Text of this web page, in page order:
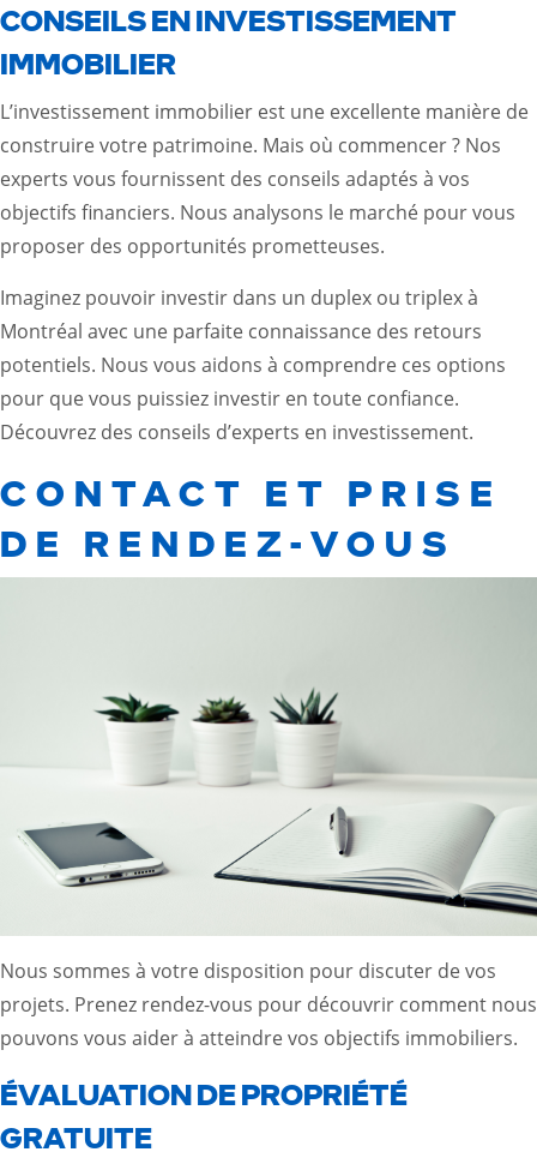
CONSEILS EN INVESTISSEMENT
IMMOBILIER
L’investissement immobilier est une excellente manière de
construire votre patrimoine. Mais où commencer ? Nos
experts vous fournissent des conseils adaptés à vos
objectifs financiers. Nous analysons le marché pour vous
proposer des opportunités prometteuses.
Imaginez pouvoir investir dans un duplex ou triplex à
Montréal avec une parfaite connaissance des retours
potentiels. Nous vous aidons à comprendre ces options
pour que vous puissiez investir en toute confiance.
Découvrez des conseils d’experts en investissement.
CONTACT ET PRISE
DE RENDEZ-VOUS
Nous sommes à votre disposition pour discuter de vos
projets. Prenez rendez-vous pour découvrir comment nous
pouvons vous aider à atteindre vos objectifs immobiliers.
ÉVALUATION DE PROPRIÉTÉ
GRATUITE